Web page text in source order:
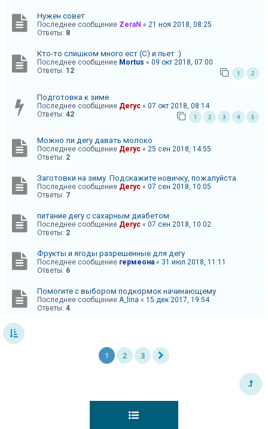
Нужен совет
Последнее сообщение ZeraN « 21 ноя 2018, 08:25
Ответы: 8
Кто-то слишком много ест (С) и пьет :)
Последнее сообщение Mortus « 09 окт 2018, 07:00
Ответы: 12 1 2
Подготовка к зиме
Последнее сообщение Дегус « 07 окт 2018, 08:14
Ответы: 42 1 2 3 4 5
Можно ли дегу давать молоко
Последнее сообщение Дегус « 25 сен 2018, 14:55
Ответы: 2
Заготовки на зиму. Подскажите новичку, пожалуйста
Последнее сообщение Дегус « 07 сен 2018, 10:05
Ответы: 7
питание дегу с сахарным диабетом
Последнее сообщение Дегус « 07 сен 2018, 10:02
Ответы: 2
Фрукты и ягоды разрешенные для дегу
Последнее сообщение гермеона « 31 июл 2018, 11:11
Ответы: 6
Помогите с выбором подкормок начинающему
Последнее сообщение A_lina « 15 дек 2017, 19:54
Ответы: 4
1 2 3